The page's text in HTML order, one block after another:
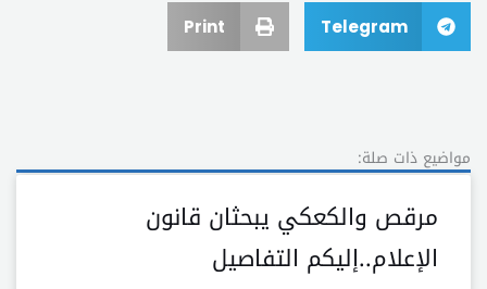
Telegram
Print
مواضيع ذات صلة:
مرقص والكعكي يبحثان قانون
الإعلام..إليكم التفاصيل